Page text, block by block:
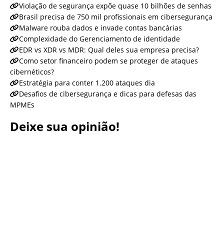
Violação de segurança expõe quase 10 bilhões de senhas
Brasil precisa de 750 mil profissionais em cibersegurança
Malware rouba dados e invade contas bancárias
Complexidade do Gerenciamento de identidade
EDR vs XDR vs MDR: Qual deles sua empresa precisa?
Como setor financeiro podem se proteger de ataques
cibernéticos?
Estratégia para conter 1.200 ataques dia
Desafios de cibersegurança e dicas para defesas das
MPMEs
Deixe sua opinião!